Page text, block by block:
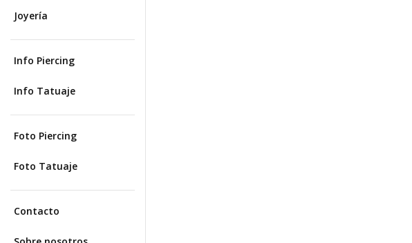
Joyería
Info Piercing
Info Tatuaje
Foto Piercing
Foto Tatuaje
Contacto